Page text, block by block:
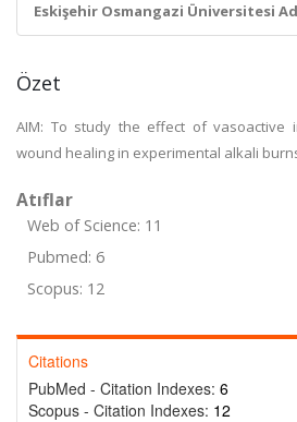
Eskişehir Osmangazi Üniversitesi
Özet
AIM: To study the effect of vasoactive
wound healing in experimental alkali
Atıflar
Web of Science: 11
Pubmed: 6
Scopus: 12
Citations
PubMed - Citation Indexes: 6
Scopus - Citation Indexes: 12